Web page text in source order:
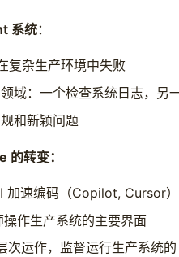
系统：
复杂生产环境中失败
域：一个检查系统日志，另
和新颖问题
转变：
速编码（Copilot, Cursor）
作生产系统的主要界面
次运作，监督运行生产系统